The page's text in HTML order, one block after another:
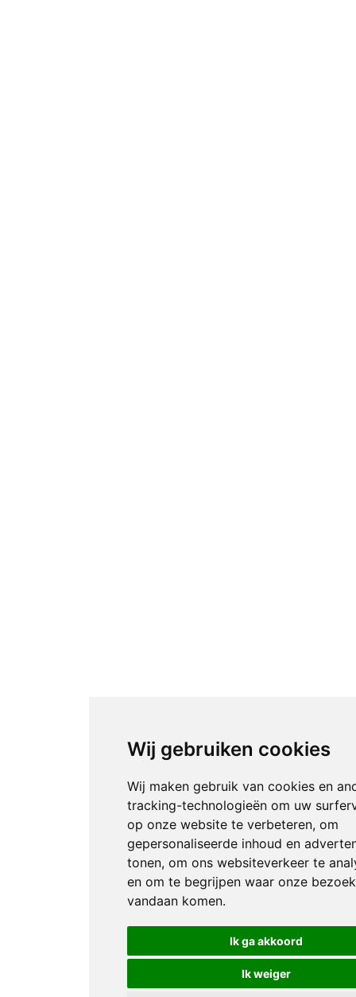
Wij gebruiken cookies
Wij maken gebruik van cookies en
tracking-technologieën om uw
op onze website te verbeteren, om
gepersonaliseerde inhoud en
tonen, om ons websiteverkeer te
en om te begrijpen waar onze
vandaan komen.
Ik ga akkoord
Ik weiger